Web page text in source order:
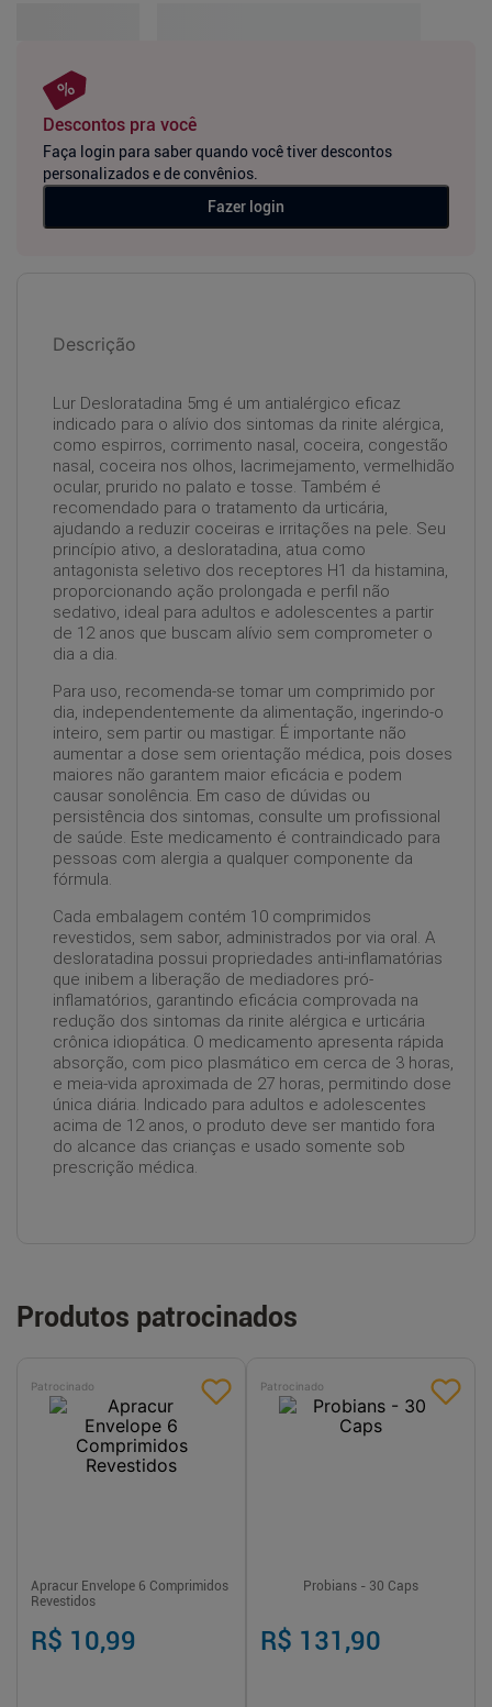
Descontos pra você
Faça login para saber quando você tiver descontos
personalizados e de convênios.
Fazer login
Descrição
Lur Desloratadina 5mg é um antialérgico eficaz
indicado para o alívio dos sintomas da rinite alérgica,
como espirros, corrimento nasal, coceira, congestão
nasal, coceira nos olhos, lacrimejamento, vermelhidão
ocular, prurido no palato e tosse. Também é
recomendado para o tratamento da urticária,
ajudando a reduzir coceiras e irritações na pele. Seu
princípio ativo, a desloratadina, atua como
antagonista seletivo dos receptores H1 da histamina,
proporcionando ação prolongada e perfil não
sedativo, ideal para adultos e adolescentes a partir
de 12 anos que buscam alívio sem comprometer o
dia a dia.
Para uso, recomenda-se tomar um comprimido por
dia, independentemente da alimentação, ingerindo-o
inteiro, sem partir ou mastigar. É importante não
aumentar a dose sem orientação médica, pois doses
maiores não garantem maior eficácia e podem
causar sonolência. Em caso de dúvidas ou
persistência dos sintomas, consulte um profissional
de saúde. Este medicamento é contraindicado para
pessoas com alergia a qualquer componente da
fórmula.
Cada embalagem contém 10 comprimidos
revestidos, sem sabor, administrados por via oral. A
desloratadina possui propriedades anti-inflamatórias
que inibem a liberação de mediadores pró-
inflamatórios, garantindo eficácia comprovada na
redução dos sintomas da rinite alérgica e urticária
crônica idiopática. O medicamento apresenta rápida
absorção, com pico plasmático em cerca de 3 horas,
e meia-vida aproximada de 27 horas, permitindo dose
única diária. Indicado para adultos e adolescentes
acima de 12 anos, o produto deve ser mantido fora
do alcance das crianças e usado somente sob
prescrição médica.
Produtos patrocinados
Patrocinado
Apracur Envelope 6 Comprimidos
Revestidos
R$ 10,99
Patrocinado
Probians - 30 Caps
R$ 131,90